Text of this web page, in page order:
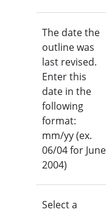
The date the
outline was
last revised.
Enter this
date in the
following
format:
mm/yy (ex.
06/04 for June
2004)
Select a